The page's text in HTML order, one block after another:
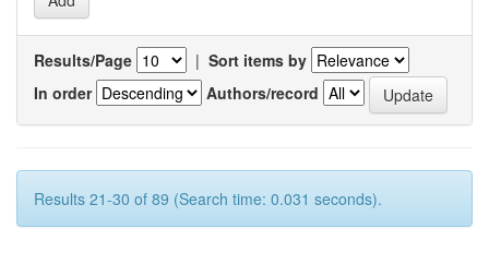
Results/Page | Sort items by
In order
Authors/record
Results 21-30 of 89 (Search time: 0.031 seconds).